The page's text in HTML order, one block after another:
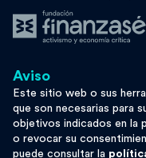
Síguenos
Aviso
Este sitio web o sus
que son necesarias para
objetivos indicados en la
o revocar su
puede consultar la